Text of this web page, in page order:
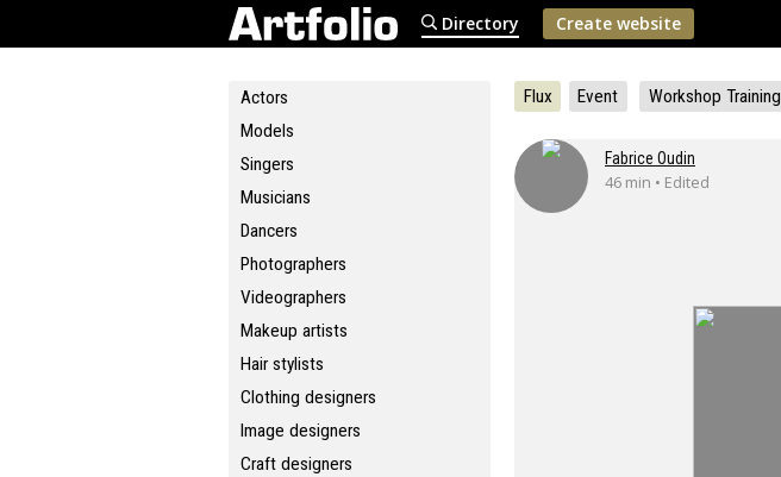
Directory Create website
Actors
Models
Singers
Musicians
Dancers
Photographers
Videographers
Makeup artists
Hair stylists
Clothing designers
Image designers
Craft designers
Flux Event Workshop Training
Fabrice Oudin
46 min • Edited